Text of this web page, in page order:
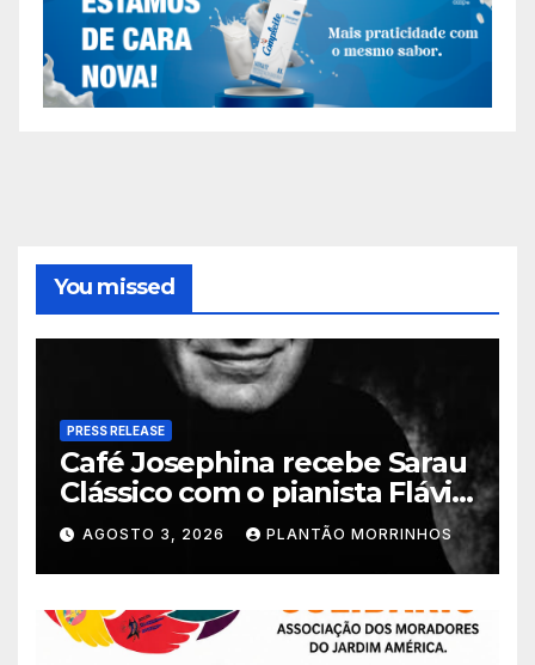
You missed
PRESS RELEASE
Café Josephina recebe Sarau
Clássico com o pianista Flávio
Varani nesta terça-feira
AGOSTO 3, 2026 PLANTÃO MORRINHOS